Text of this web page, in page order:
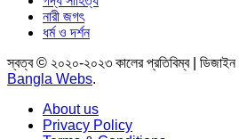
নারী জগৎ
ধর্ম ও দর্শন
স্বত্ব © ২০২০-২০২৩ কালের প্রতিবিম্ব | ডিজাইন
Bangla Webs.
About us
Privacy Policy